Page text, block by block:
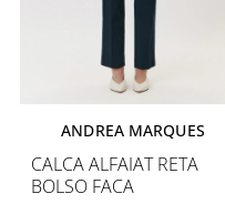
ANDREA MARQUES
CALCA ALFAIAT RETA
BOLSO FACA